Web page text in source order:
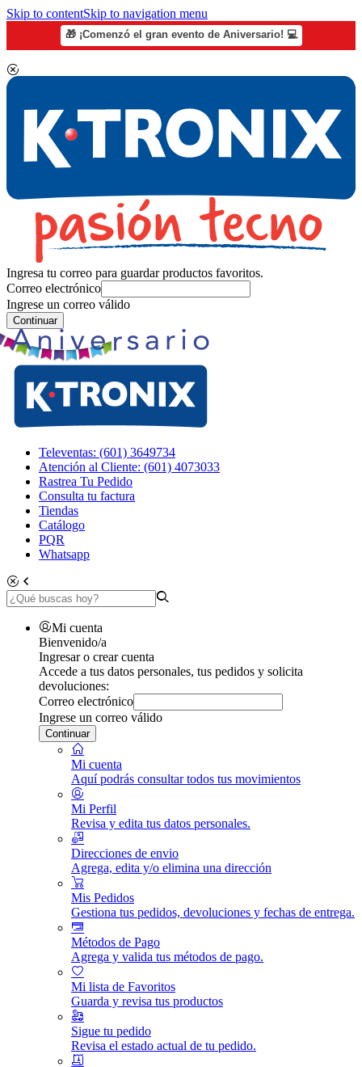
Skip to contentSkip to navigation menu
🎁 ¡Comenzó el gran evento de Aniversario! 💻
Ingresa tu correo para guardar productos favoritos.
Correo electrónico
Ingrese un correo válido
Continuar
Televentas: (601) 3649734
Atención al Cliente: (601) 4073033
Rastrea Tu Pedido
Consulta tu factura
Tiendas
Catálogo
PQR
Whatsapp
Mi cuenta
Bienvenido/a
Ingresar o crear cuenta
Accede a tus datos personales, tus pedidos y solicita
devoluciones:
Correo electrónico
Ingrese un correo válido
Continuar
Mi cuenta
Aquí podrás consultar todos tus movimientos
Mi Perfil
Revisa y edita tus datos personales.
Direcciones de envio
Agrega, edita y/o elimina una dirección
Mis Pedidos
Gestiona tus pedidos, devoluciones y fechas de entrega.
Métodos de Pago
Agrega y valida tus métodos de pago.
Mi lista de Favoritos
Guarda y revisa tus productos
Sigue tu pedido
Revisa el estado actual de tu pedido.